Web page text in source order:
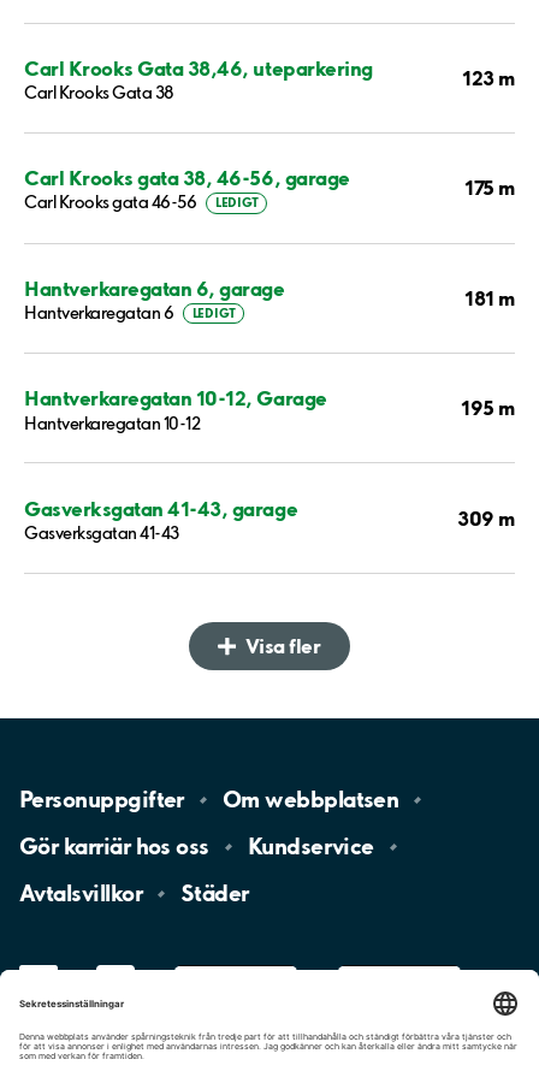
Carl Krooks Gata 38,46, uteparkering
Carl Krooks Gata 38
123 m
Carl Krooks gata 38, 46-56, garage
Carl Krooks gata 46-56 LEDIGT
175 m
Hantverkaregatan 6, garage
Hantverkaregatan 6 LEDIGT
181 m
Hantverkaregatan 10-12, Garage
Hantverkaregatan 10-12
195 m
Gasverksgatan 41-43, garage
Gasverksgatan 41-43
309 m
Visa fler
Personuppgifter Omwebbplatsen
Gör karriär hososs
Kundservice
Avtalsvillkor
Städer